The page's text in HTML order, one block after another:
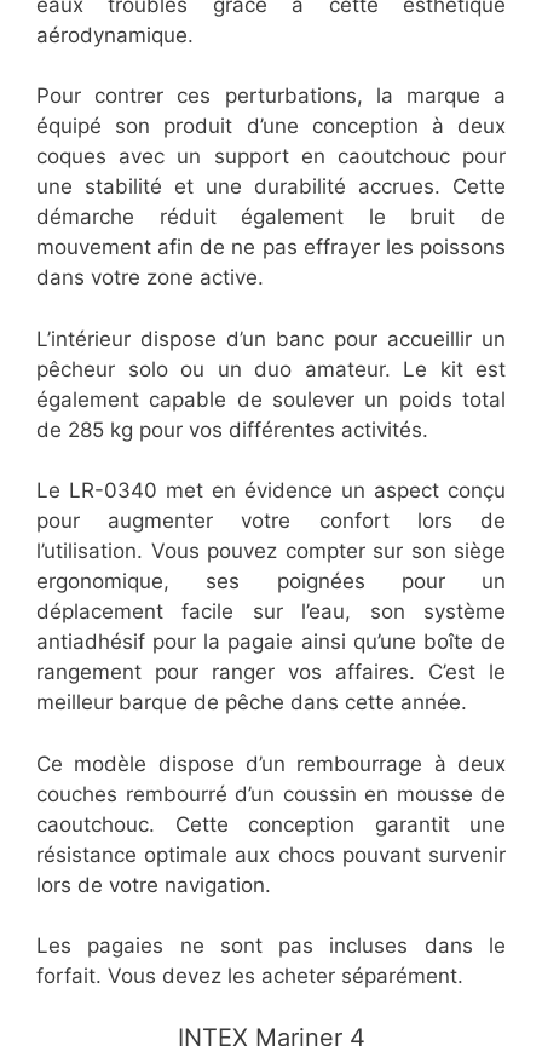
aérodynamique.
Pour contrer ces perturbations, la marque a
équipé son produit d’une conception à deux
coques avec un support en caoutchouc pour
une stabilité et une durabilité accrues. Cette
démarche réduit également le bruit de
mouvement afin de ne pas effrayer les poissons
dans votre zone active.
L’intérieur dispose d’un banc pour accueillir un
pêcheur solo ou un duo amateur. Le kit est
également capable de soulever un poids total
de 285 kg pour vos différentes activités.
Le LR-0340 met en évidence un aspect conçu
pour augmenter votre confort lors de
l’utilisation. Vous pouvez compter sur son siège
ergonomique, ses poignées pour un
déplacement facile sur l’eau, son système
antiadhésif pour la pagaie ainsi qu’une boîte de
rangement pour ranger vos affaires. C’est le
meilleur barque de pêche dans cette année.
Ce modèle dispose d’un rembourrage à deux
couches rembourré d’un coussin en mousse de
caoutchouc. Cette conception garantit une
résistance optimale aux chocs pouvant survenir
lors de votre navigation.
Les pagaies ne sont pas incluses dans le
forfait. Vous devez les acheter séparément.
​INTEX Mariner 4